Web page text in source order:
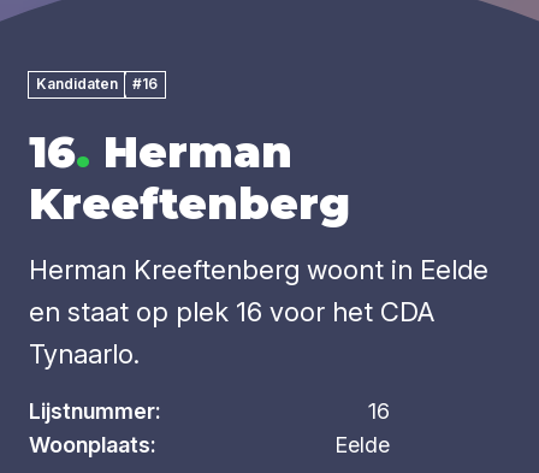
Kandidaten #16
16. Herman
Kreeftenberg
Herman Kreeftenberg woont in Eelde
en staat op plek 16 voor het CDA
Tynaarlo.
Lijstnummer:
16
Woonplaats:
Eelde